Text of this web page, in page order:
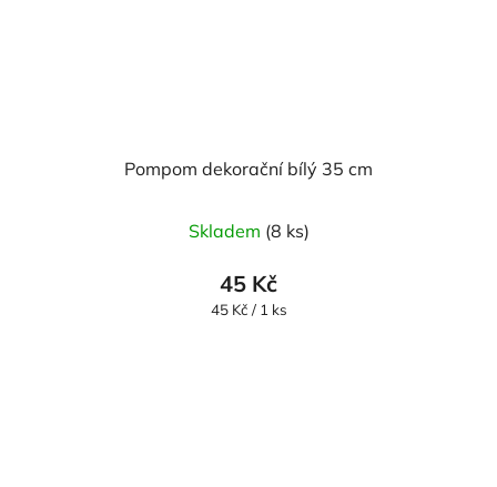
Pompom dekorační bílý 35 cm
Skladem (8 ks)
45 Kč
Měrná
45 Kč / 1 ks